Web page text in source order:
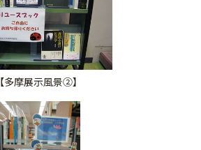
【多摩展示風景②】